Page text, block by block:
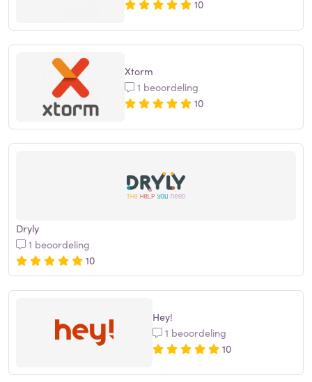
10
Xtorm
1 beoordeling
10
Dryly
1 beoordeling
10
Hey!
1 beoordeling
10